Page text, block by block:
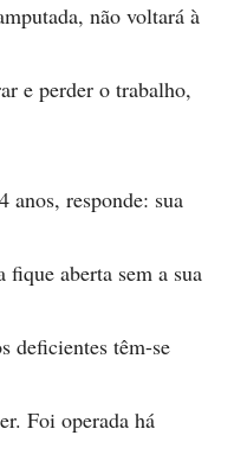
não voltará à
e perder o trabalho,
anos, responde: sua
aberta sem a sua
deficientes têm-se
Foi operada há